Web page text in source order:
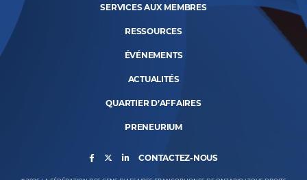
SERVICES AUX MEMBRES
RESSOURCES
ÉVÉNEMENTS
ACTUALITÉS
QUARTIER D’AFFAIRES
PRENEURIUM
CONTACTEZ-NOUS